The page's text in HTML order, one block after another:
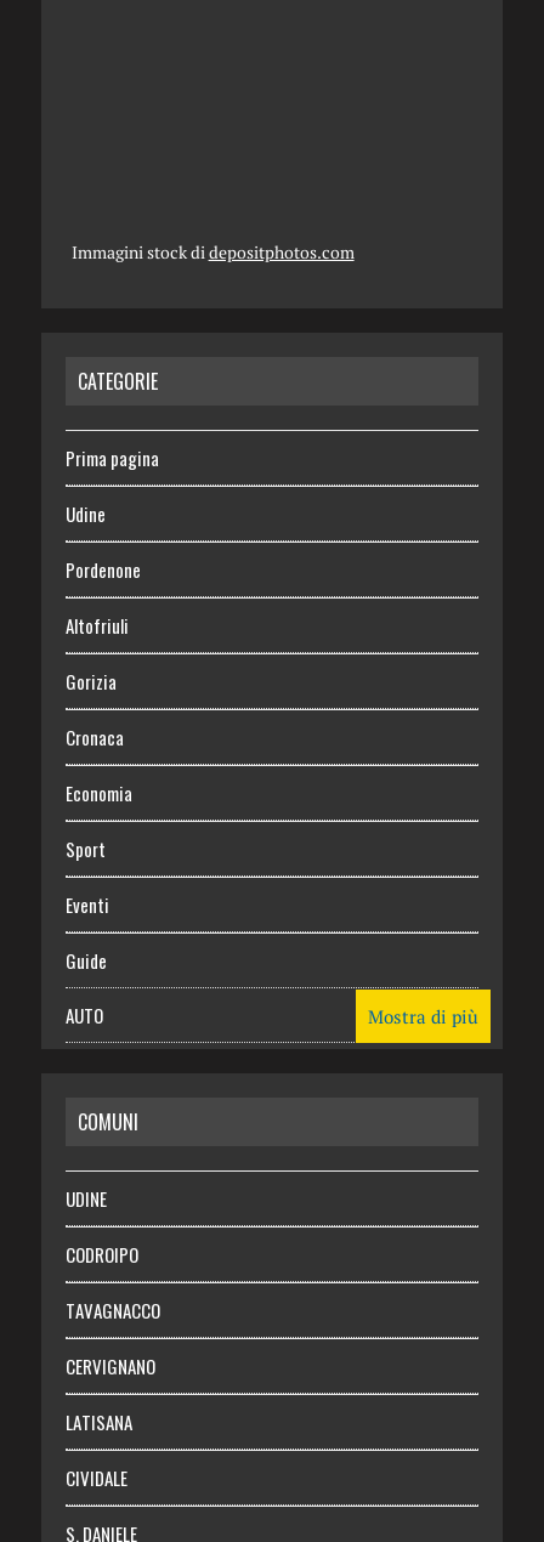
Immagini stock didepositphotos.com
CATEGORIE
Prima pagina
Udine
Pordenone
Altofriuli
Gorizia
Cronaca
Economia
Sport
Eventi
Guide
AUTO
RISPARMIO
SALUTE
Necrologie
Chi siamo
Abbonati
Login
Mostra di più
COMUNI
UDINE
CODROIPO
TAVAGNACCO
CERVIGNANO
LATISANA
CIVIDALE
S. DANIELE